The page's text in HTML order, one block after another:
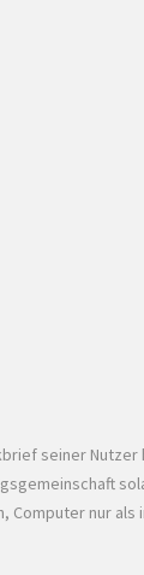
seiner
Computer nur